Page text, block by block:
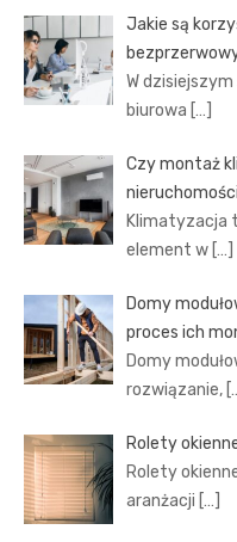
Jakie są
W
biurowa […]
Czy montaż
Klimatyzacja
element w […]
Domy
proces ich
Domy
rozwiązanie,
Rolety
Rolety
aranżacji […]